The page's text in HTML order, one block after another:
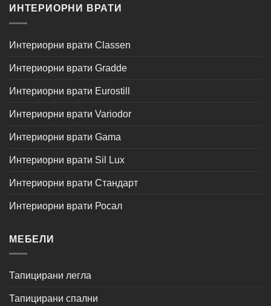
ИНТЕРИОРНИ ВРАТИ
Интериорни врати Classen
Интериорни врати Gradde
Интериорни врати Eurostill
Интериорни врати Variodor
Интериорни врати Gama
Интериорни врати Sil Lux
Интериорни врати Стандарт
Интериорни врати Росал
МЕБЕЛИ
Тапицирани легла
Тапицирани спални